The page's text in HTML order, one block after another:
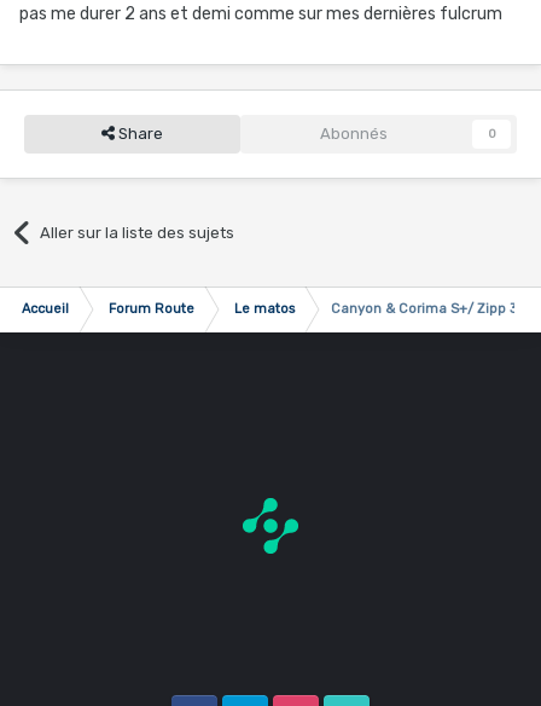
pas me durer 2 ans et demi comme sur mes dernières fulcrum
Share Abonnés 0
Aller sur la liste des sujets
Accueil Forum Route Le matos Canyon & Corima S+/ Zipp